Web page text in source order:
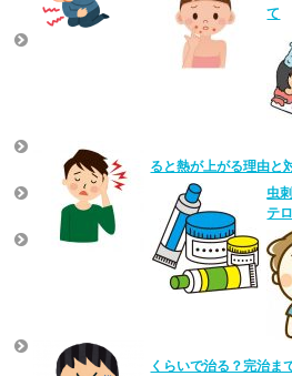
て
ると熱が上がる理由と
虫
テ
くらいで治る？完治ま